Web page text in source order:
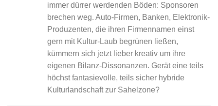
immer dürrer werdenden Böden: Sponsoren
brechen weg. Auto-Firmen, Banken, Elektronik-
Produzenten, die ihren Firmennamen einst
gern mit Kultur-Laub begrünen ließen,
kümmern sich jetzt lieber kreativ um ihre
eigenen Bilanz-Dissonanzen. Gerät eine teils
höchst fantasievolle, teils sicher hybride
Kulturlandschaft zur Sahelzone?